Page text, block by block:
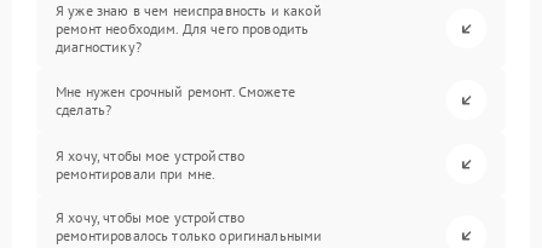
Я уже знаю в чем неисправность и какой
ремонт необходим. Для чего проводить
диагностику?
Мне нужен срочный ремонт. Сможете
сделать?
Я хочу, чтобы мое устройство
ремонтировали при мне.
Я хочу, чтобы мое устройство
ремонтировалось только оригинальными